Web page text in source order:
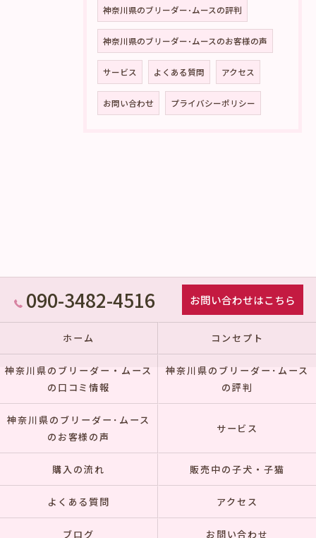
神奈川県のブリーダー･ムースの評判
神奈川県のブリーダー･ムースのお客様の声
サービス よくある質問 アクセス
お問い合わせ プライバシーポリシー
090-3482-4516 お問い合わせはこちら
ホーム コンセプト
神奈川県のブリーダー・ムース
の口コミ情報
神奈川県のブリーダー･ムース
の評判
神奈川県のブリーダー･ムース
のお客様の声
サービス
購入の流れ 販売中の子犬・子猫
よくある質問 アクセス
ブログ お問い合わせ